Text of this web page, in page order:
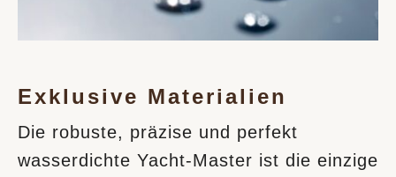
Exklusive Materialien
Die robuste, präzise und perfekt
wasserdichte Yacht‑Master ist die einzige